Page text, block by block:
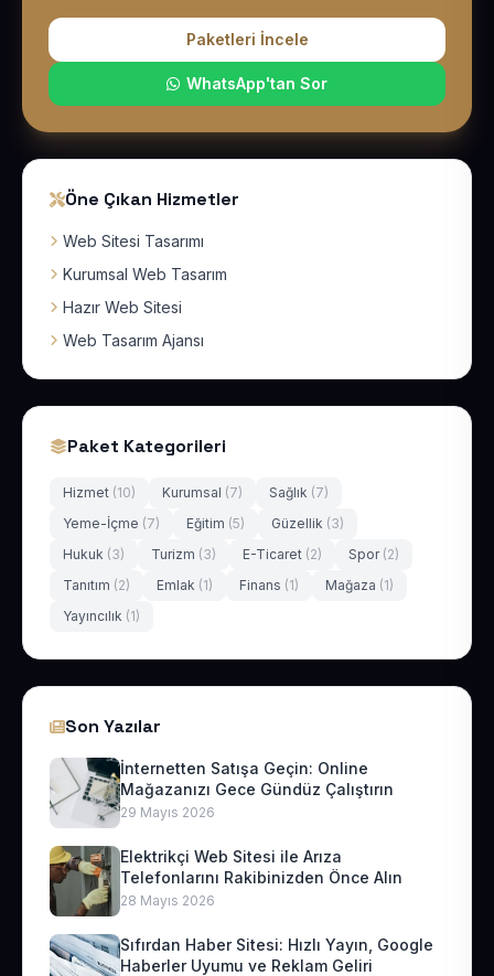
Paketleri İncele
WhatsApp'tan Sor
Öne Çıkan Hizmetler
Web Sitesi Tasarımı
Kurumsal Web Tasarım
Hazır Web Sitesi
Web Tasarım Ajansı
Paket Kategorileri
Hizmet (10) Kurumsal (7) Sağlık (7)
Yeme-İçme (7) Eğitim (5) Güzellik (3)
Hukuk (3) Turizm (3) E-Ticaret (2) Spor (2)
Tanıtım (2) Emlak (1) Finans (1) Mağaza (1)
Yayıncılık (1)
Son Yazılar
İnternetten Satışa Geçin: Online
Mağazanızı Gece Gündüz Çalıştırın
29 Mayıs 2026
Elektrikçi Web Sitesi ile Arıza
Telefonlarını Rakibinizden Önce Alın
28 Mayıs 2026
Sıfırdan Haber Sitesi: Hızlı Yayın, Google
Haberler Uyumu ve Reklam Geliri